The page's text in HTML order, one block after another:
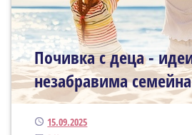
Почивка с деца -
незабравима
Публикуван
15.09.2025